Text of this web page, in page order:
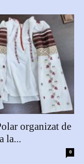
organizat de
la...
0